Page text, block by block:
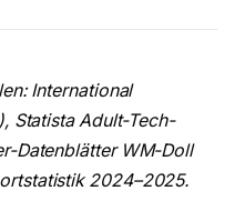
International
Statista Adult-Tech-
Datenblätter WM-Doll
2024–2025.